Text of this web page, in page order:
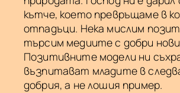
кътче, което превръщаме в
отпадъци. Нека мислим
търсим медиите с добри
Позитивните модели ни
възпитават младите в
добрия, а не лошия пример.